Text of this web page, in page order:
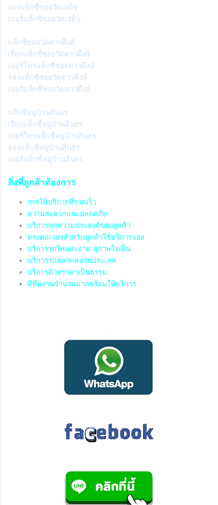
จองแท็กซี่ซอยวัดเสด็จ
เบอร์แท็กซี่ซอยวัดเสด็จ
แท็กซี่ซอยวัดดาวดึงส์
เรียกแท็กซี่ซอยวัดดาวดึงษ์
เบอร์โทรแท็กซี่ซอยดาวดึงษ์
จองแท็กซี่ซอยวัดดาวดึงษ์
เบอร์แท็กซี่ซอยวัดดาวดึงษ์
แท็กซี่หมู่บ้านสินธร
เรียกแท็กซี่หมู่บ้านสินธร
เบอร์โทรแท็กซี่หมู่บ้านสินธร
จองแท็กซี่หมู่บ้านสินธร
เบอร์แท็กซี่หมู่บ้านสินธร
สิ่งที่ลูกค้าต้องการ
การให้บริการที่รวดเร็ว
ความสะดวกและปลอดภัย
บริการทุกความประสงค์ของลูกค้า
ตรงต่อเวลาสำหรับลูกค้าใช้บริการจอง
บริการรถใหม่สะอาด สุภาพใจเย็น
บริการรถหลากหลายประเภท
บริการด้วยราคาเป็นธรรม
มีทีมงานจำนวนมากพร้อมให้บริการ